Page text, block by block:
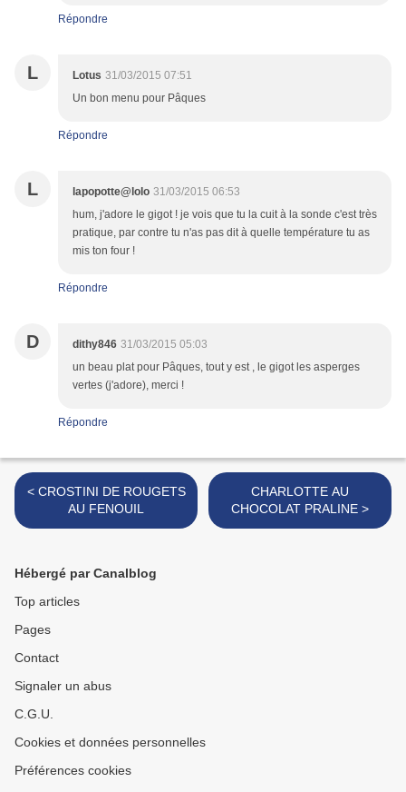
Répondre
L Lotus 31/03/2015 07:51
Un bon menu pour Pâques
Répondre
L lapopotte@lolo 31/03/2015 06:53
hum, j'adore le gigot ! je vois que tu la cuit à la sonde c'est très
pratique, par contre tu n'as pas dit à quelle température tu as
mis ton four !
Répondre
D dithy846 31/03/2015 05:03
un beau plat pour Pâques, tout y est , le gigot les asperges
vertes (j'adore), merci !
Répondre
< CROSTINI DE ROUGETS
AU FENOUIL
CHARLOTTE AU
CHOCOLAT PRALINE >
Hébergé par Canalblog
Top articles
Pages
Contact
Signaler un abus
C.G.U.
Cookies et données personnelles
Préférences cookies